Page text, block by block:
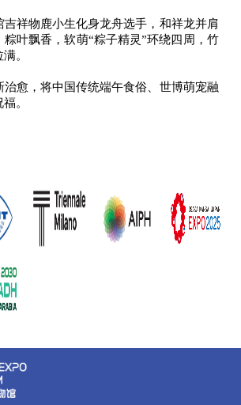
物鹿小生化身龙舟选手，和祥龙并肩
叶飘香，软萌“粽子精灵”环绕四周，竹
。
，将中国传统端午食俗、世博萌宠融
。